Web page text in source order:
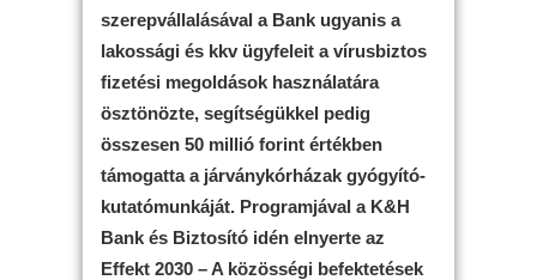
szerepvállalásával a Bank ugyanis a
lakossági és kkv ügyfeleit a vírusbiztos
fizetési megoldások használatára
ösztönözte, segítségükkel pedig
összesen 50 millió forint értékben
támogatta a járványkórházak gyógyító-
kutatómunkáját. Programjával a K&H
Bank és Biztosító idén elnyerte az
Effekt 2030 – A közösségi befektetések